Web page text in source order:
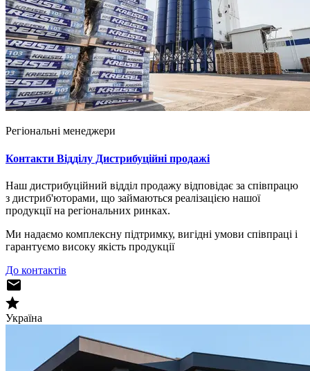
Регіональні менеджери
Контакти Відділу Дистрибуційні продажі
Наш дистрибуційний відділ продажу відповідає за співпрацю
з дистриб'юторами, що займаються реалізацією нашої
продукції на регіональних ринках.
Ми надаємо комплексну підтримку, вигідні умови співпраці і
гарантуємо високу якість продукції
До контактів
Україна